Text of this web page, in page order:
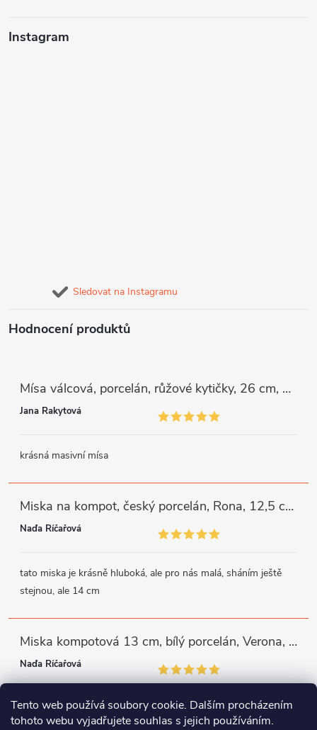
Tento web používá soubory cookie. Dalším procházením
tohoto webu vyjadřujete souhlas s jejich používáním.
Instagram
Sledovat na Instagramu
Hodnocení produktů
Mísa válcová, porcelán, růžové kytičky, 26 cm, G. Benedikt
Jana Rakytová
krásná masivní mísa
Miska na kompot, český porcelán, Rona, 12,5 cm, bílý, G. Benedikt
Naďa Říčařová
tato miska je krásně hluboká, ale pro nás malá, sháním ještě
stejnou, ale 14 cm
Miska kompotová 13 cm, bílý porcelán, Verona, G. Benedikt
Naďa Říčařová
miska je trochu mělká, ale využiji